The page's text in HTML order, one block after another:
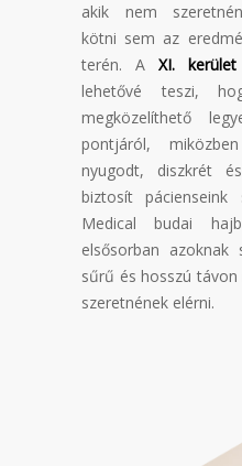
akik nem
kötni sem az
terén. A XI. kerület
lehetővé teszi,
megközelíthető
pontjáról,
nyugodt, diszkrét
biztosít pácienseink
Medical budai
elsősorban azoknak
sűrű és hosszú
szeretnének elérni.